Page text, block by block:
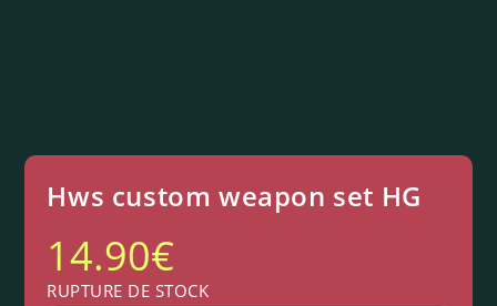
Hws custom weapon set HG
14.90€
RUPTURE DE STOCK